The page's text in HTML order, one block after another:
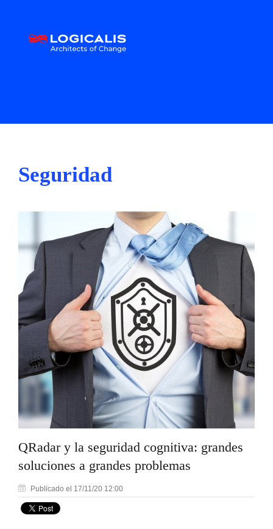
Seguridad
QRadar y la seguridad cognitiva: grandes
soluciones a grandes problemas
Publicado el 17/11/20 12:00